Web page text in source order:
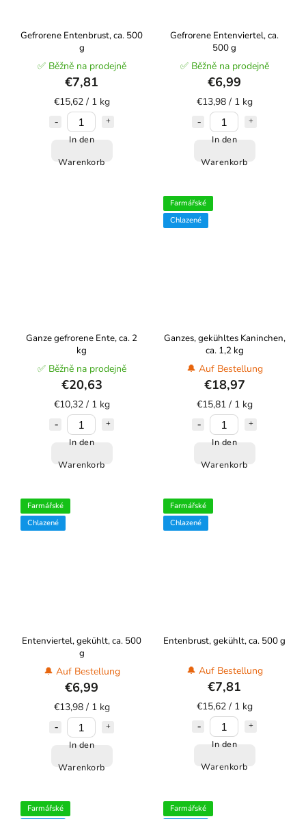
Gefrorene Entenbrust, ca. 500
g
✅ Běžně na prodejně
€7,81
€15,62 / 1 kg
In den
Warenkorb
Gefrorene Entenviertel, ca.
500 g
✅ Běžně na prodejně
€6,99
€13,98 / 1 kg
In den
Warenkorb
Ganze gefrorene Ente, ca. 2
kg
✅ Běžně na prodejně
€20,63
€10,32 / 1 kg
In den
Warenkorb
Farmářské
Chlazené
Ganzes, gekühltes Kaninchen,
ca. 1,2 kg
🔔 Auf Bestellung
€18,97
€15,81 / 1 kg
In den
Warenkorb
Farmářské
Chlazené
Entenviertel, gekühlt, ca. 500
g
🔔 Auf Bestellung
€6,99
€13,98 / 1 kg
In den
Warenkorb
Farmářské
Chlazené
Entenbrust, gekühlt, ca. 500 g
🔔 Auf Bestellung
€7,81
€15,62 / 1 kg
In den
Warenkorb
Farmářské
Farmářské